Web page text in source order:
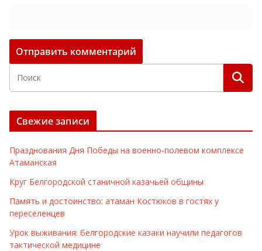
Свежие записи
Празднования Дня Победы на военно-полевом комплексе
Атаманская
Круг Белгородской станичной казачьей общины
Память и достоинство: атаман Костюков в гостях у
переселенцев
Урок выживания: белгородские казаки научили педагогов
тактической медицине